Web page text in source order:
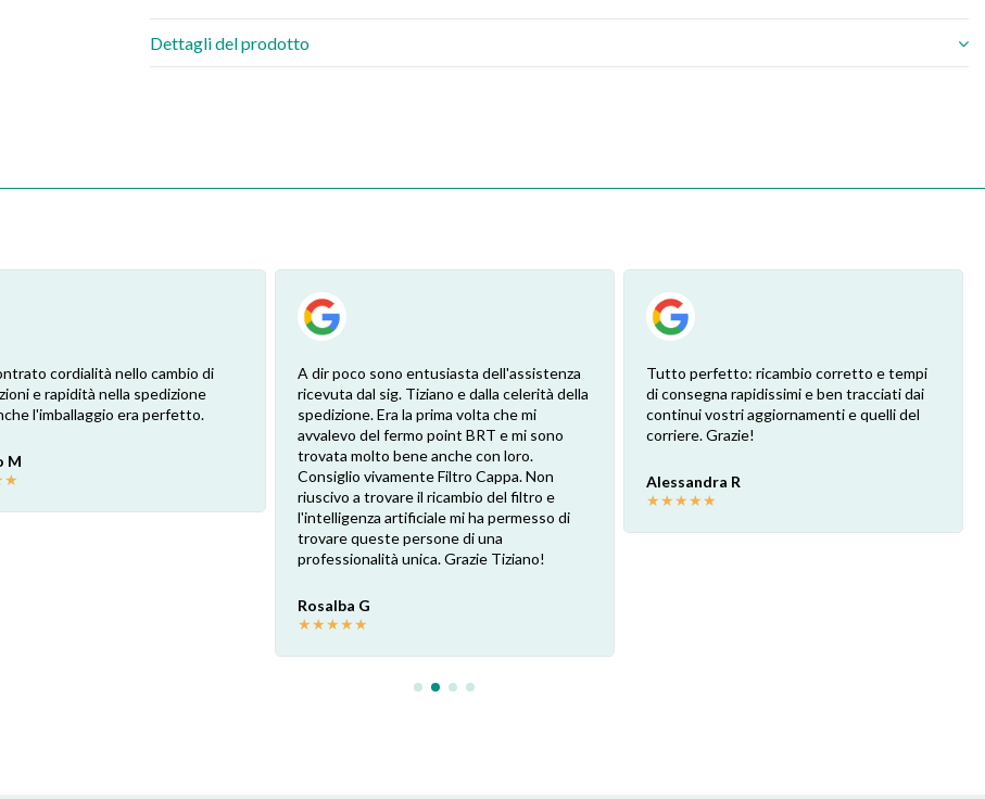
Dettagli del prodotto
cordialità nello cambio di
e rapidità nella spedizione
l'imballaggio era perfetto.
M
★
A dir poco sono entusiasta dell'assistenza
ricevuta dal sig. Tiziano e dalla celerità della
spedizione. Era la prima volta che mi
avvalevo del fermo point BRT e mi sono
trovata molto bene anche con loro.
Consiglio vivamente Filtro Cappa. Non
riuscivo a trovare il ricambio del filtro e
l'intelligenza artificiale mi ha permesso di
trovare queste persone di una
professionalità unica. Grazie Tiziano!
Rosalba G
★★★★★
Tutto perfetto: ricambio corretto e tempi
di consegna rapidissimi e ben tracciati dai
continui vostri aggiornamenti e quelli del
corriere. Grazie!
Alessandra R
★★★★★